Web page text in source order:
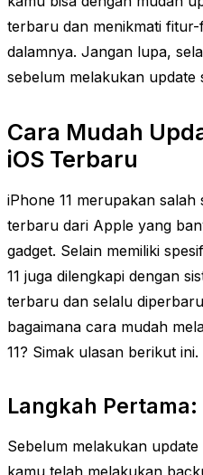
terbaru dan menikmati
dalamnya. Jangan lupa,
sebelum melakukan update
Cara Mudah
iOS Terbaru
iPhone 11 merupakan
terbaru dari Apple yang
gadget. Selain memiliki
11 juga dilengkapi dengan
terbaru dan selalu
bagaimana cara mudah
11? Simak ulasan berikut ini.
Langkah
Sebelum melakukan update
kamu telah melakukan